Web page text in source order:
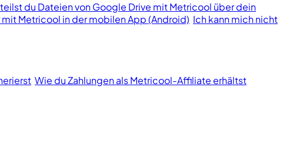
du Dateien von Google Drive mit Metricool über dein
Metricool in der mobilen App (Android) Ich kann mich nicht
Wie du Zahlungen als Metricool-Affiliate erhältst